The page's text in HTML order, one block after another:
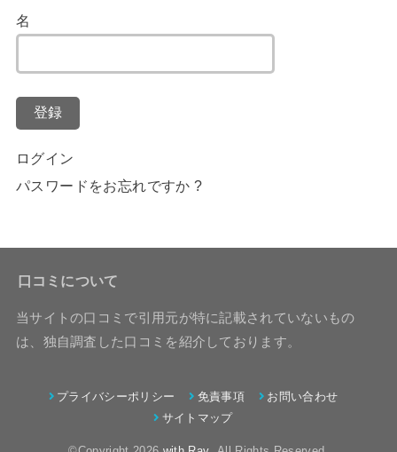
名
登録
ログイン
パスワードをお忘れですか ?
口コミについて
当サイトの口コミで引用元が特に記載されていないもの
は、独自調査した口コミを紹介しております。
プライバシーポリシー 免責事項
お問い合わせ
サイトマップ